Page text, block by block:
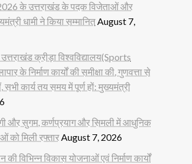
के उत्तराखंड के पदक विजेताओं और
धामी ने किया सम्मानितAugust 7,
क्रीड़ा विश्वविद्यालय(Sports
के निर्माण कार्यों की समीक्षा की, गुणवत्ता से
सभी कार्य तय समय में पूर्ण हों: मुख्यमंत्री
और सुगम, कर्णप्रयाग और सिमली में आधुनिक
को मिली रफ्तारAugust 7, 2026
की विभिन्न विकास योजनाओं एवं निर्माण कार्यों